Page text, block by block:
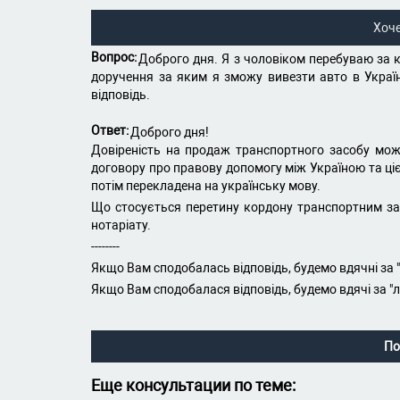
Вопрос:Доброго дня. Я з чоловіком перебуваю за
доручення за яким я зможу вивезти авто в
відповідь.
Ответ:Доброго дня!
Довіреність на продаж транспортного засобу
договору про правову допомогу між Україною та
потім перекладена на українську мову.
Що стосується перетину кордону транспортним
нотаріату.
--------
Якщо Вам сподобалась відповідь, будемо вдячні за
Якщо Вам сподобалася відповідь, будемо вдячі за
Еще консультации по теме: